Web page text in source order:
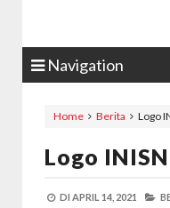
Navigation
Home Berita Logo
Logo
DI APRIL 14, 2021